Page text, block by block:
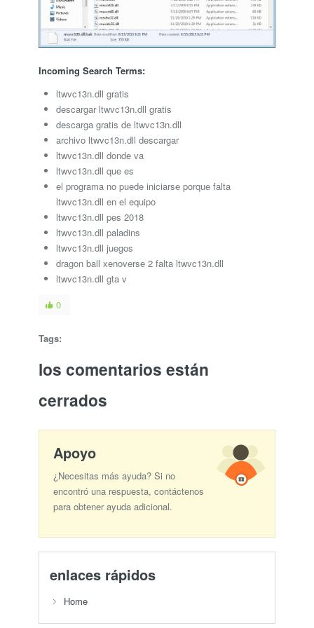
Incoming Search Terms:
ltwvc13n.dll gratis
descargar ltwvc13n.dll gratis
descarga gratis de ltwvc13n.dll
archivo ltwvc13n.dll descargar
ltwvc13n.dll donde va
ltwvc13n.dll que es
el programa no puede iniciarse porque falta
ltwvc13n.dll en el equipo
ltwvc13n.dll pes 2018
ltwvc13n.dll paladins
ltwvc13n.dll juegos
dragon ball xenoverse 2 falta ltwvc13n.dll
ltwvc13n.dll gta v
0
Tags:
los comentarios están
cerrados
Apoyo
¿Necesitas más ayuda? Si no
encontró una respuesta, contáctenos
para obtener ayuda adicional.
enlaces rápidos
Home